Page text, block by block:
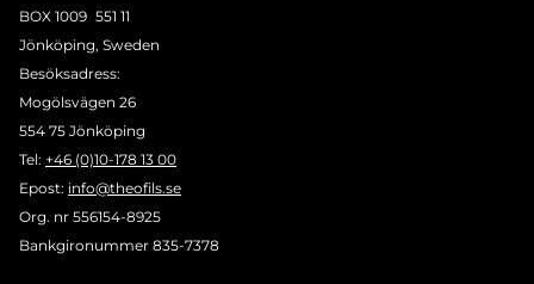
BOX 1009 551 11
Jönköping, Sweden
Besöksadress:
Mogölsvägen 26
554 75 Jönköping
Tel: +46 (0)10-178 13 00
Epost: info@theofils.se
Org. nr 556154-8925
Bankgironummer 835-7378